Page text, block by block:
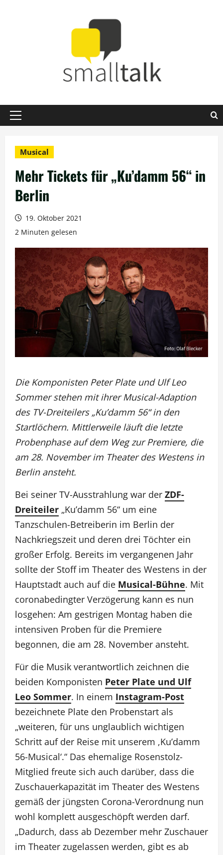
Primäres
Musical
Mehr Tickets für „Ku’damm 56“ in
Berlin
19. Oktober 2021
2 Minuten gelesen
Die Komponisten Peter Plate und Ulf Leo
Sommer stehen mit ihrer Musical-Adaption
des TV-Dreiteilers „Ku’damm 56“ in den
Startlöchern. Mittlerweile läuft die letzte
Probenphase auf dem Weg zur Premiere, die
am 28. November im Theater des Westens in
Berlin ansteht.
Bei seiner TV-Ausstrahlung war der ZDF-
Dreiteiler „Ku’damm 56“ um eine
Tanzschulen-Betreiberin im Berlin der
Nachkriegszeit und deren drei Töchter ein
großer Erfolg. Bereits im vergangenen Jahr
sollte der Stoff im Theater des Westens in der
Hauptstadt auch auf die Musical-Bühne. Mit
coronabedingter Verzögerung kann es nun
losgehen: Am gestrigen Montag haben die
intensiven Proben für die Premiere
begonnen, die am 28. November ansteht.
Für die Musik verantwortlich zeichnen die
beiden Komponisten Peter Plate und Ulf
Leo Sommer. In einem Instagram-Post
bezeichnete Plate den Probenstart als
„weiteren, für uns unglaublich wichtigen
Schritt auf der Reise mit unserem ,Ku’damm
56-Musical‘.“ Das ehemalige Rosenstolz-
Mitglied freute sich auch darüber, dass die
Zuschauerkapazität im Theater des Westens
gemäß der jüngsten Corona-Verordnung nun
wohl komplett ausgeschöpft werden darf.
„Dadurch, dass ab Dezember mehr Zuschauer
im Theater zugelassen werden, gibt es ab